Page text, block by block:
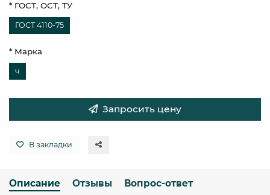
* ГОСТ, ОСТ, ТУ
ГОСТ 4110-75
* Марка
ч
Запросить цену
В закладки
Описание Отзывы Вопрос-ответ